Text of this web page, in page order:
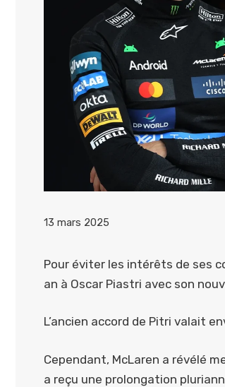
13 mars 2025
Pour éviter les intérêts de ses
an à Oscar Piastri avec son
L’ancien accord de Pitri valait
Cependant, McLaren a révélé
a reçu une prolongation